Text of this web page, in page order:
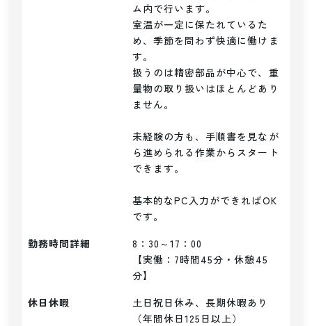
ム内で行います。
室温が一定に保たれているた
め、季節を問わず快適に働けま
す。
扱うのは精密部品が中心で、重
量物の取り扱いはほとんどあり
ません。
未経験の方も、手順書を見なが
ら進められる作業からスタート
できます。
基本的なPC入力ができればOK
勤務時間詳細
8：30～17：00
【実働：7時間45分・休憩45
分】
休日休暇
土日祝日休み、長期休暇あり
（年間休日125日以上）